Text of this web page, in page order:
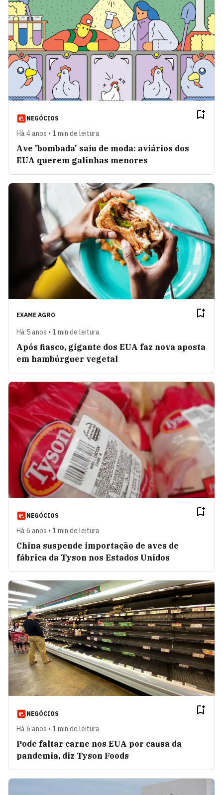
NEGÓCIOS
Há 4 anos • 1 min de leitura
Ave 'bombada' saiu de moda: aviários dos
EUA querem galinhas menores
EXAME AGRO
Há 5 anos • 1 min de leitura
Após fiasco, gigante dos EUA faz nova aposta
em hambúrguer vegetal
NEGÓCIOS
Há 6 anos • 1 min de leitura
China suspende importação de aves de
fábrica da Tyson nos Estados Unidos
NEGÓCIOS
Há 6 anos • 1 min de leitura
Pode faltar carne nos EUA por causa da
pandemia, diz Tyson Foods